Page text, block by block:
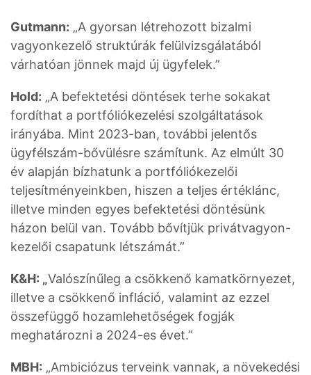
Gutmann: „A gyorsan létrehozott bizalmi
vagyonkezelő struktúrák felülvizsgálatából
várhatóan jönnek majd új ügyfelek.”
Hold: „A befektetési döntések terhe sokakat
fordíthat a portfóliókezelési szolgáltatások
irányába. Mint 2023-ban, további jelentős
ügyfélszám-bővülésre számítunk. Az elmúlt 30
év alapján bízhatunk a portfóliókezelői
teljesítményeinkben, hiszen a teljes értéklánc,
illetve minden egyes befektetési döntésünk
házon belül van. Tovább bővítjük privátvagyon-
kezelői csapatunk létszámát.”
K&H: „Valószínűleg a csökkenő kamatkörnyezet,
illetve a csökkenő infláció, valamint az ezzel
összefüggő hozamlehetőségek fogják
meghatározni a 2024-es évet.”
MBH: „Ambiciózus terveink vannak, a növekedési